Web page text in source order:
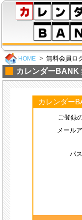
HOME 無料会員ロ
カレンダーBANK
カレンダー
ご登録
メール
パ